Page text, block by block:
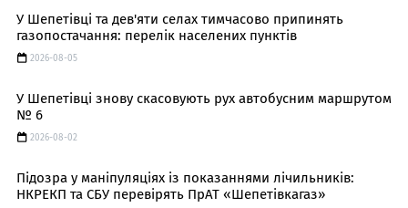
У Шепетівці та дев'яти селах тимчасово припинять
газопостачання: перелік населених пунктів
2026-08-05
У Шепетівці знову скасовують рух автобусним маршрутом
№ 6
2026-08-02
Підозра у маніпуляціях із показаннями лічильників:
НКРЕКП та СБУ перевірять ПрАТ «Шепетівкагаз»